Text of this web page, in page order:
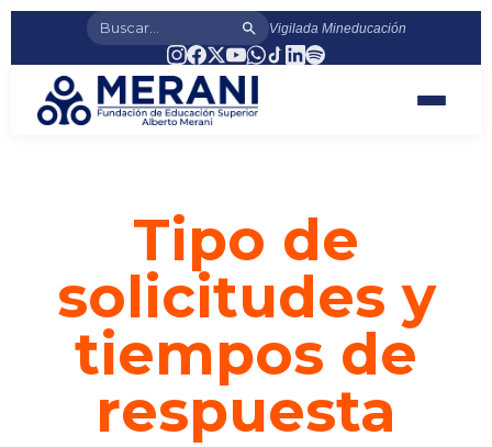
Vigilada Mineducación
Tipo de
solicitudes y
tiempos de
respuesta